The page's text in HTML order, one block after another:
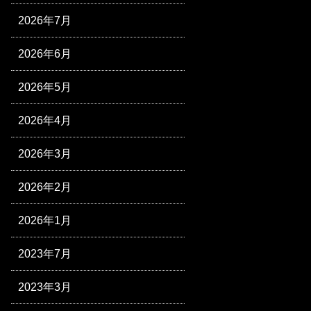
2026年7月
2026年6月
2026年5月
2026年4月
2026年3月
2026年2月
2026年1月
2023年7月
2023年3月